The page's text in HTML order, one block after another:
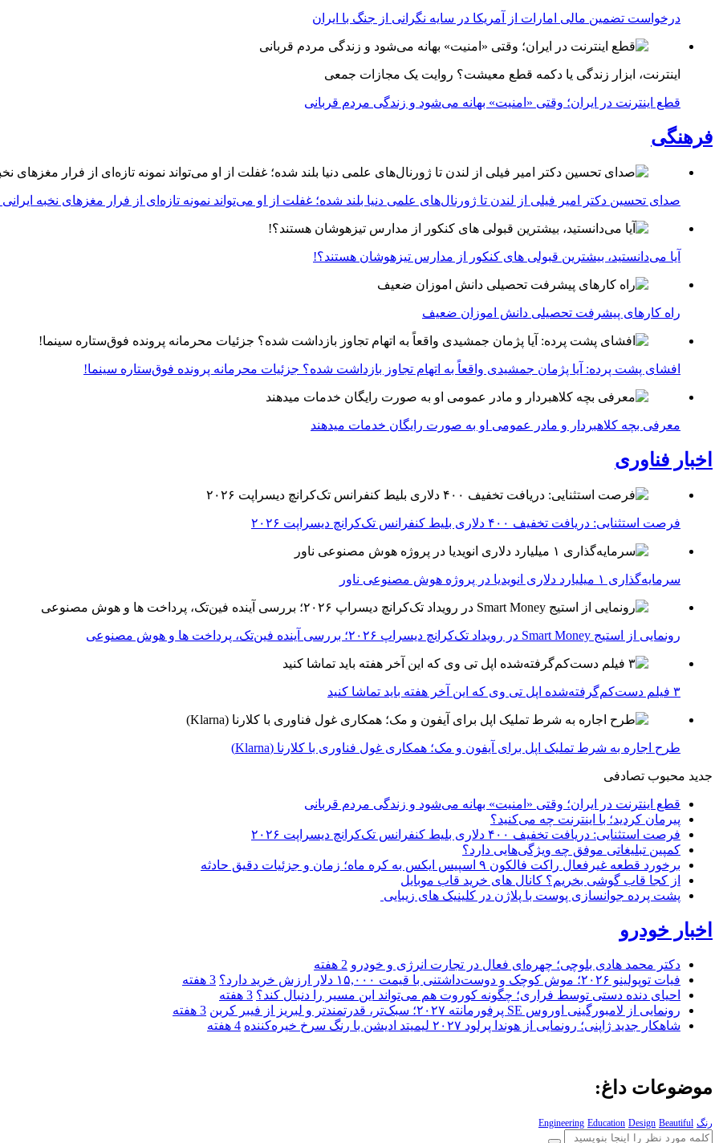
درخواست تضمین مالی امارات از آمریکا در سایه نگرانی از جنگ با ایران
اینترنت، ابزار زندگی یا دکمه قطع معیشت؟ روایت یک مجازات جمعی
قطع اینترنت در ایران؛ وقتی «امنیت» بهانه می‌شود و زندگی مردم قربانی
فرهنگی
صدای تحسین دکتر امیر فیلی از لندن تا ژورنال‌های علمی دنیا بلند شده؛ غفلت از او می‌تواند نمونه تازه‌ای از فرار مغزهای نخبه ایرانی
آیا می‌دانستید، بیشترین قبولی های کنکور از مدارس تیزهوشان هستند؟!
راه کارهای پیشرفت تحصیلی دانش اموزان ضعیف
افشای پشت پرده: آیا پژمان جمشیدی واقعاً به اتهام تجاوز بازداشت شده؟ جزئیات محرمانه پرونده فوق‌ستاره سینما!
معرفی بچه کلاهبردار و مادر عمومی او به صورت رایگان خدمات میدهند
اخبار فناوری
فرصت استثنایی: دریافت تخفیف ۴۰۰ دلاری بلیط کنفرانس تک‌کرانچ دیسراپت ۲۰۲۶
سرمایه‌گذاری ۱ میلیارد دلاری انویدیا در پروژه هوش مصنوعی ناور
رونمایی از استیج Smart Money در رویداد تک‌کرانچ دیسراپ ۲۰۲۶؛ بررسی آینده فین‌تک، پرداخت‌ ها و هوش مصنوعی
۳ فیلم دست‌کم‌گرفته‌شده اپل تی وی که این آخر هفته باید تماشا کنید
طرح اجاره به شرط تملیک اپل برای آیفون و مک؛ همکاری غول فناوری با کلارنا (Klarna)
جدید محبوب تصادفی
قطع اینترنت در ایران؛ وقتی «امنیت» بهانه می‌شود و زندگی مردم قربانی
پیرمان کردید؛ با اینترنت چه می‌کنید؟
فرصت استثنایی: دریافت تخفیف ۴۰۰ دلاری بلیط کنفرانس تک‌کرانچ دیسراپت ۲۰۲۶
کمپین تبلیغاتی موفق چه ویژگی‌هایی دارد؟
برخورد قطعه غیرفعال راکت فالکون ۹ اسپیس ایکس به کره ماه؛ زمان و جزئیات دقیق حادثه
از کجا قاب گوشی بخریم؟ کانال های خرید قاب موبایل
پشت پرده جوانسازی پوست با پلاژن در کلینیک های زیبایی
اخبار خودرو
دکتر محمد هادی بلوچی؛ چهره‌ای فعال در تجارت انرژی و خودرو 2 هفته
فیات توپولینو ۲۰۲۶؛ موش کوچک و دوست‌داشتنی با قیمت ۱۵,۰۰۰ دلار ارزش خرید دارد؟
3 هفته
احیای دنده دستی توسط فراری؛ چگونه کوروت هم می‌تواند این مسیر را دنبال کند؟ 3 هفته
رونمایی از لامبورگینی اوروس SE پرفورمانته ۲۰۲۷؛ سبک‌تر، قدرتمندتر و لبریز از فیبر کربن
3 هفته
شاهکار جدید ژاپنی؛ رونمایی از هوندا پرلود ۲۰۲۷ لیمیتد ادیشن با رنگ سرخ خیره‌کننده
4 هفته
موضوعات داغ:
رنگ Engineering Education Design Beautiful